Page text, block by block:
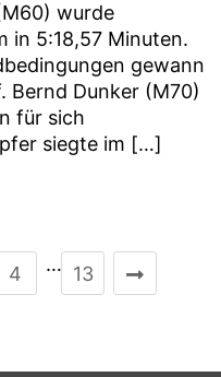
wurde
in 5:18,57 Minuten.
gewann
Bernd Dunker (M70)
für sich
siegte im […]
4 … 13